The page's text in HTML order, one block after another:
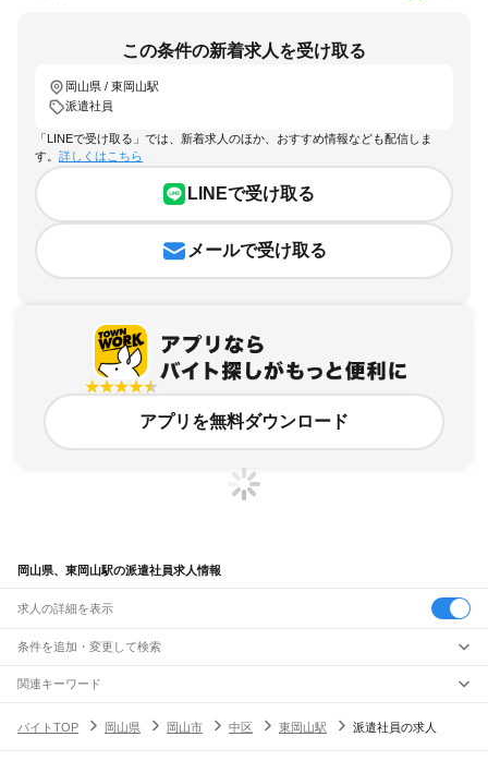
この条件の新着求人を受け取る
岡山県 / 東岡山駅
派遣社員
「LINEで受け取る」では、新着求人のほか、おすすめ情報なども配信しま
す。 詳しくはこちら
LINEで受け取る
メールで受け取る
アプリを無料ダウンロード
岡山県、東岡山駅の派遣社員求人情報
求人の詳細を表示
条件を追加・変更して検索
市区町村を追加・変更
岡山県すべて
駅を追加・変更
関連キーワード
バイトTOP
岡山県 岡山市 中区 東岡山駅 派遣社員の求人